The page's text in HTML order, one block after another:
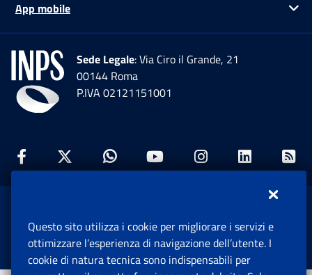
App mobile
Sede Legale: Via Ciro il Grande, 21
00144 Roma
P.IVA 02121151001
Facebook: Apre una nuova finestra
Twitter: Apre una nuova finestra
Whatsapp: Apre una nuova
Youtube: Apre una
Instagram:
Istituto Nazionale Previdenza Sociale.
Tutti i diritti riservati.
Questo sito utilizza i cookie per migliorare i servizi e
ottimizzare l’esperienza di navigazione dell’utente. I
cookie di natura tecnica sono indispensabili per